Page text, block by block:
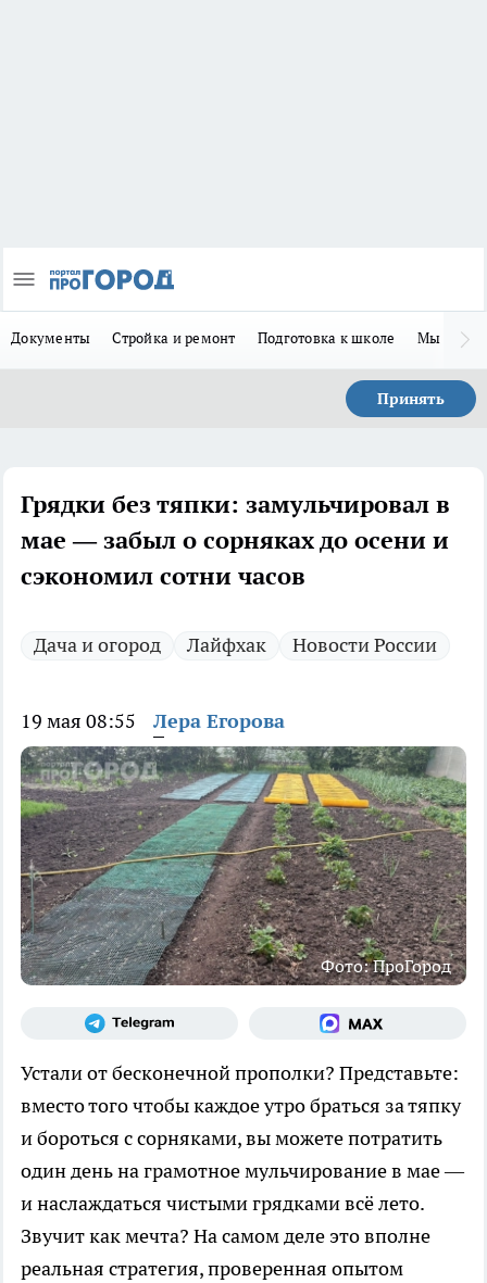
Документы Стройка и ремонт Подготовка к школе Мы в MAX
Принять
Грядки без тяпки: замульчировал в
мае — забыл о сорняках до осени и
сэкономил сотни часов
Дача и огород Лайфхак Новости России
19 мая 08:55 Лера Егорова
Фото: ПроГород
Устали от бесконечной прополки? Представьте:
вместо того чтобы каждое утро браться за тяпку
и бороться с сорняками, вы можете потратить
один день на грамотное мульчирование в мае —
и наслаждаться чистыми грядками всё лето.
Звучит как мечта? На самом деле это вполне
реальная стратегия, проверенная опытом